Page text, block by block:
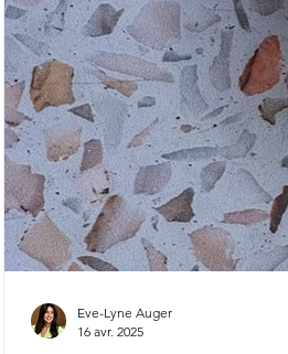
Eve-Lyne Auger
16 avr. 2025